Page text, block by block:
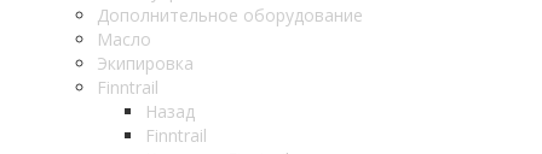
Дополнительное оборудование
Масло
Экипировка
Finntrail
Назад
Finntrail